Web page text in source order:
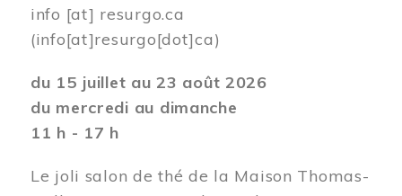
info [at] resurgo.ca
(info[at]resurgo[dot]ca)
du 15 juillet au 23 août 2026
du mercredi au dimanche
11 h - 17 h
Le joli salon de thé de la Maison Thomas-